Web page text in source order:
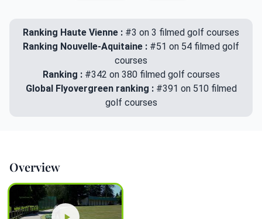
Ranking Haute Vienne : #3 on 3 filmed golf courses
Ranking Nouvelle-Aquitaine : #51 on 54 filmed golf
courses
Ranking : #342 on 380 filmed golf courses
Global Flyovergreen ranking : #391 on 510 filmed
golf courses
Overview